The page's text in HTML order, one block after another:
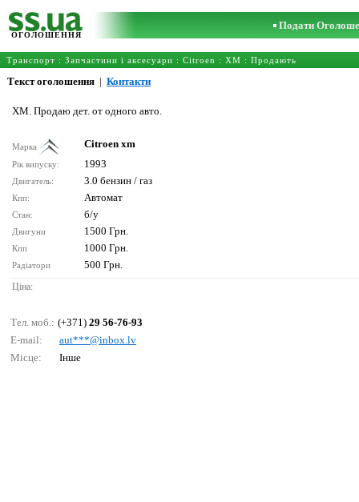
ОГОЛОШЕННЯ
Подати
Транспорт : Запчастини і аксесуари : Citroen : XM : Продають
Текст оголошення | Контакти
XM. Продаю дет. от одного авто.
Марка Citroen xm
Рік випуску: 1993
Двигатель: 3.0 бензин / газ
Кпп: Автомат
Стан: б/у
Двигуни 1500 Грн.
Кпп 1000 Грн.
Радіатори 500 Грн.
Ціна:
Тел. моб.: (+371) 29 56-76-93
E-mail:
аut***@inbох.lv
Місце:
Інше